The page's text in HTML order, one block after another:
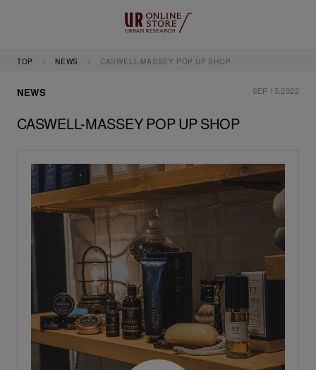
TOP NEWS CASWELL-MASSEY POP UP SHOP
NEWS SEP 15,2022
CASWELL-MASSEY POP UP SHOP